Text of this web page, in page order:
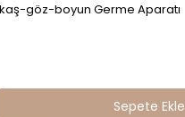
göz-boyun Germe Aparatı
Sepete Ekle